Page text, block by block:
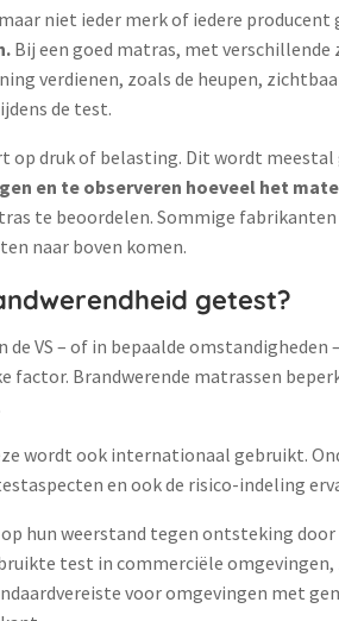
niet ieder merk of iedere
Bij een goed matras, met verschillende
verdienen, zoals de heupen,
de test.
druk of belasting. Dit wordt meestal
en te observeren hoeveel het
te beoordelen. Sommige
naar boven komen.
getest?
de VS – of in bepaalde
Brandwerende matrassen
wordt ook internationaal gebruikt.
en ook de risico-indeling
hun weerstand tegen ontsteking
test in commerciële
voor omgevingen met